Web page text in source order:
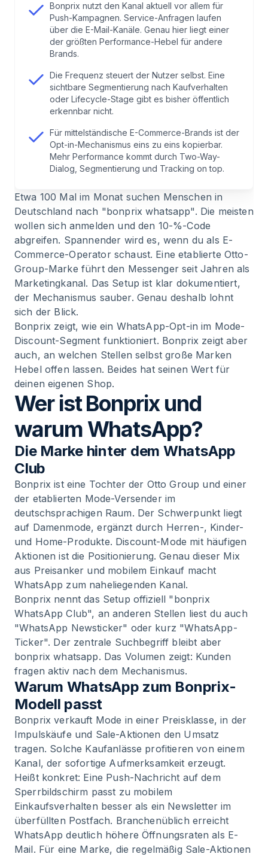
.Bonprix WhatsApp vs. Snocks WhatsApp im
Direktvergleich
Was du operativ brauchst
. Dein 30/60/90-Plan: Bonprix-Setup plus die
fehlenden Hebel
WhatsApp-Channel
10.Häufig gestellte Fragen zu Bonprix WhatsApp
Bonprix nutzt den Kanal aktuell vor allem für
Push-Kampagnen. Service-Anfragen laufen
über die E-Mail-Kanäle. Genau hier liegt einer
der größten Performance-Hebel für andere
Brands.
Die Frequenz steuert der Nutzer selbst. Eine
sichtbare Segmentierung nach Kaufverhalten
oder Lifecycle-Stage gibt es bisher öffentlich
erkennbar nicht.
Für mittelständische E-Commerce-Brands ist der
Opt-in-Mechanismus eins zu eins kopierbar.
Mehr Performance kommt durch Two-Way-
Dialog, Segmentierung und Tracking on top.
Etwa 100 Mal im Monat suchen Menschen in
Deutschland nach "bonprix whatsapp". Die meisten
wollen sich anmelden und den 10-%-Code
abgreifen. Spannender wird es, wenn du als E-
Commerce-Operator schaust. Eine etablierte Otto-
Group-Marke führt den Messenger seit Jahren als
Marketingkanal. Das Setup ist klar dokumentiert,
der Mechanismus sauber. Genau deshalb lohnt
sich der Blick.
Bonprix zeigt, wie ein WhatsApp-Opt-in im Mode-
Discount-Segment funktioniert. Bonprix zeigt aber
auch, an welchen Stellen selbst große Marken
Hebel offen lassen. Beides hat seinen Wert für
deinen eigenen Shop.
Wer ist Bonprix und
warum WhatsApp?
Die Marke hinter dem WhatsApp
Club
Bonprix ist eine Tochter der Otto Group und einer
der etablierten Mode-Versender im
deutschsprachigen Raum. Der Schwerpunkt liegt
auf Damenmode, ergänzt durch Herren-, Kinder-
und Home-Produkte. Discount-Mode mit häufigen
Aktionen ist die Positionierung. Genau dieser Mix
aus Preisanker und mobilem Einkauf macht
WhatsApp zum naheliegenden Kanal.
Bonprix nennt das Setup offiziell "bonprix
WhatsApp Club", an anderen Stellen liest du auch
"WhatsApp Newsticker" oder kurz "WhatsApp-
Ticker". Der zentrale Suchbegriff bleibt aber
bonprix whatsapp. Das Volumen zeigt: Kunden
fragen aktiv nach dem Mechanismus.
Warum WhatsApp zum Bonprix-
Modell passt
Bonprix verkauft Mode in einer Preisklasse, in der
Impulskäufe und Sale-Aktionen den Umsatz
tragen. Solche Kaufanlässe profitieren von einem
Kanal, der sofortige Aufmerksamkeit erzeugt.
Heißt konkret: Eine Push-Nachricht auf dem
Sperrbildschirm passt zu mobilem
Einkaufsverhalten besser als ein Newsletter im
überfüllten Postfach. Branchenüblich erreicht
WhatsApp deutlich höhere Öffnungsraten als E-
Mail. Für eine Marke, die regelmäßig Sale-Aktionen